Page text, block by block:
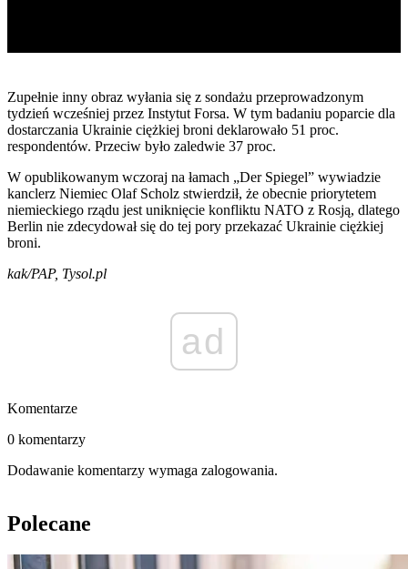
Zupełnie inny obraz wyłania się z sondażu przeprowadzonym
tydzień wcześniej przez Instytut Forsa. W tym badaniu poparcie dla
dostarczania Ukrainie ciężkiej broni deklarowało 51 proc.
respondentów. Przeciw było zaledwie 37 proc.
W opublikowanym wczoraj na łamach „Der Spiegel” wywiadzie
kanclerz Niemiec Olaf Scholz stwierdził, że obecnie priorytetem
niemieckiego rządu jest uniknięcie konfliktu NATO z Rosją, dlatego
Berlin nie zdecydował się do tej pory przekazać Ukrainie ciężkiej
broni.
kak/PAP, Tysol.pl
ad
Komentarze
0 komentarzy
Dodawanie komentarzy wymaga zalogowania.
Polecane